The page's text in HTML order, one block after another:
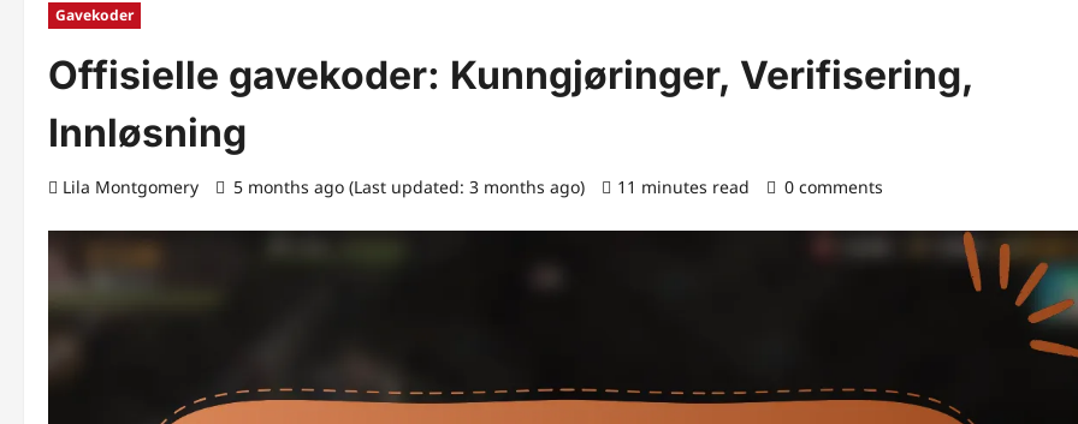
Gavekoder
Offisielle gavekoder: Kunngjøringer, Verifisering,
Innløsning
Lila Montgomery 5 months ago (Last updated: 3 months ago) 11 minutes read 0 comments